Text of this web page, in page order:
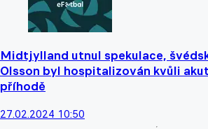
Midtjylland utnul spekulace,
Olsson byl hospitalizován kvůli
příhodě
27.02.2024 10:50